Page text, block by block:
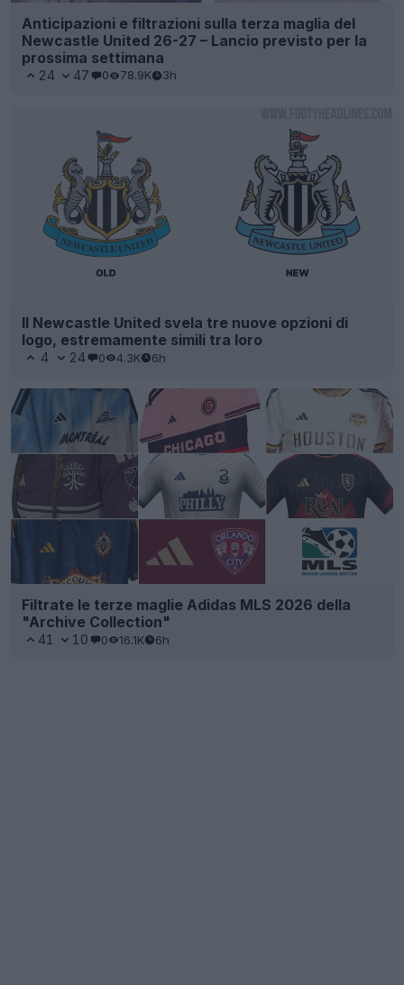
Anticipazioni e filtrazioni sulla terza maglia del
Newcastle United 26-27 – Lancio previsto per la
prossima settimana
24 47 0 78.9K 3h
Il Newcastle United svela tre nuove opzioni di
logo, estremamente simili tra loro
4 24 0 4.3K 6h
Filtrate le terze maglie Adidas MLS 2026 della
"Archive Collection"
41 10 0 16.1K 6h